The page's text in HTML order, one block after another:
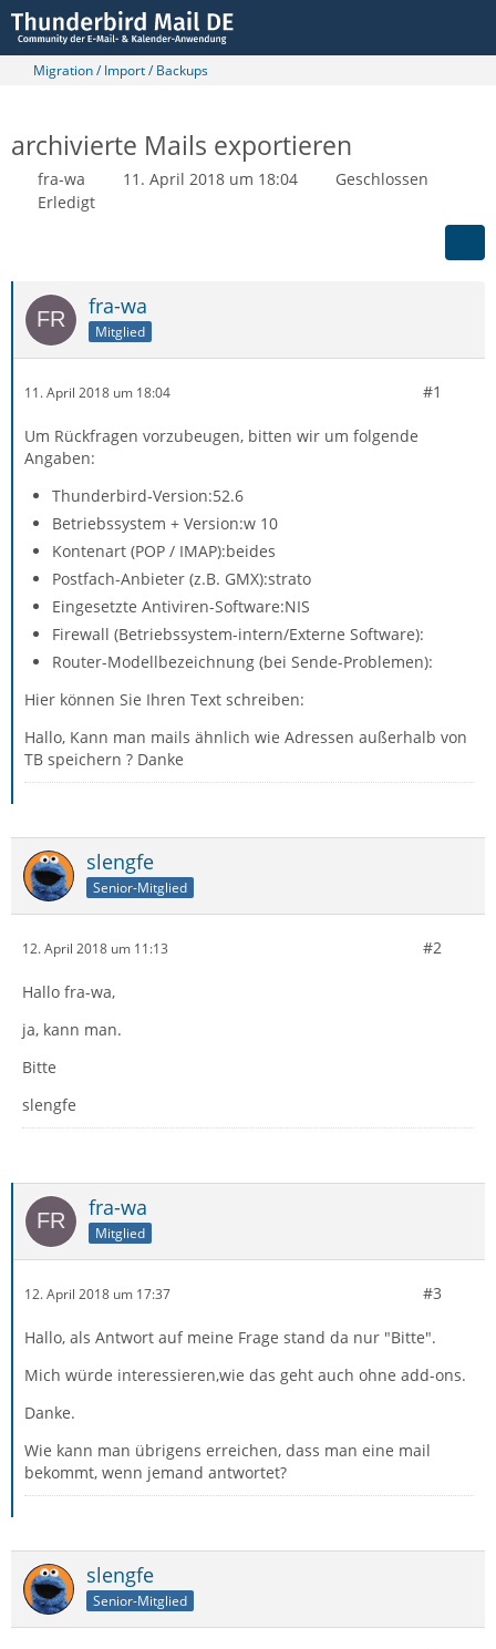
Migration / Import / Backups
archivierte Mails exportieren
fra-wa 11. April 2018 um 18:04
Geschlossen
Erledigt
fra-wa
Mitglied
11. April 2018 um 18:04 #1
Um Rückfragen vorzubeugen, bitten wir um folgende
Angaben:
Thunderbird-Version:52.6
Betriebssystem + Version:w 10
Kontenart (POP / IMAP):beides
Postfach-Anbieter (z.B. GMX):strato
Eingesetzte Antiviren-Software:NIS
Firewall (Betriebssystem-intern/Externe Software):
Router-Modellbezeichnung (bei Sende-Problemen):
Hier können Sie Ihren Text schreiben:
Hallo, Kann man mails ähnlich wie Adressen außerhalb von
TB speichern ? Danke
slengfe
Senior-Mitglied
12. April 2018 um 11:13 #2
Hallo fra-wa,
ja, kann man.
Bitte
slengfe
fra-wa
Mitglied
12. April 2018 um 17:37 #3
Hallo, als Antwort auf meine Frage stand da nur "Bitte".
Mich würde interessieren,wie das geht auch ohne add-ons.
Danke.
Wie kann man übrigens erreichen, dass man eine mail
bekommt, wenn jemand antwortet?
slengfe
Senior-Mitglied